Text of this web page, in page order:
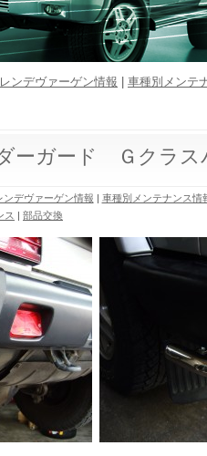
ンデヴァーゲン情報 車種別メンテ
ーガード Ｇクラス
ンデヴァーゲン情報 | 車種別メンテナンス情
ス | 部品交換